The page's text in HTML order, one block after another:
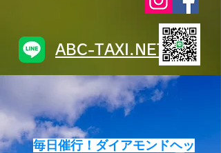
ABC-TAXI.NET
​毎日催行！ダイアモンドヘッ